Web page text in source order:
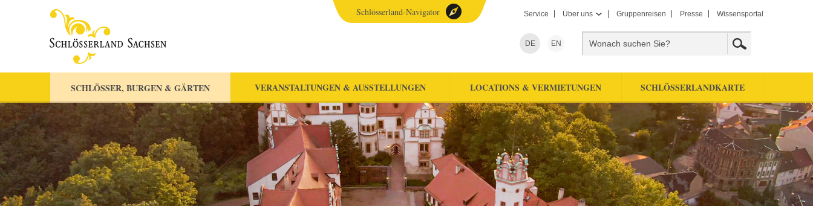
Service Über uns Gruppenreisen Presse Wissensportal
DE EN
SCHLÖSSER, BURGEN & GÄRTEN VERANSTALTUNGEN & AUSSTELLUNGEN LOCATIONS & VERMIETUNGEN SCHLÖSSERLANDKARTE
Schlösserland-Navigator